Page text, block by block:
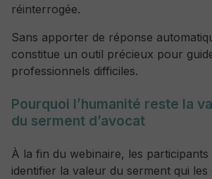
réinterrogée.
Sans apporter de réponse
constitue un outil précieux pour
professionnels difficiles.
Pourquoi l’humanité reste la
du serment d’avocat
À la fin du webinaire, les participants
identifier la valeur du serment qui les